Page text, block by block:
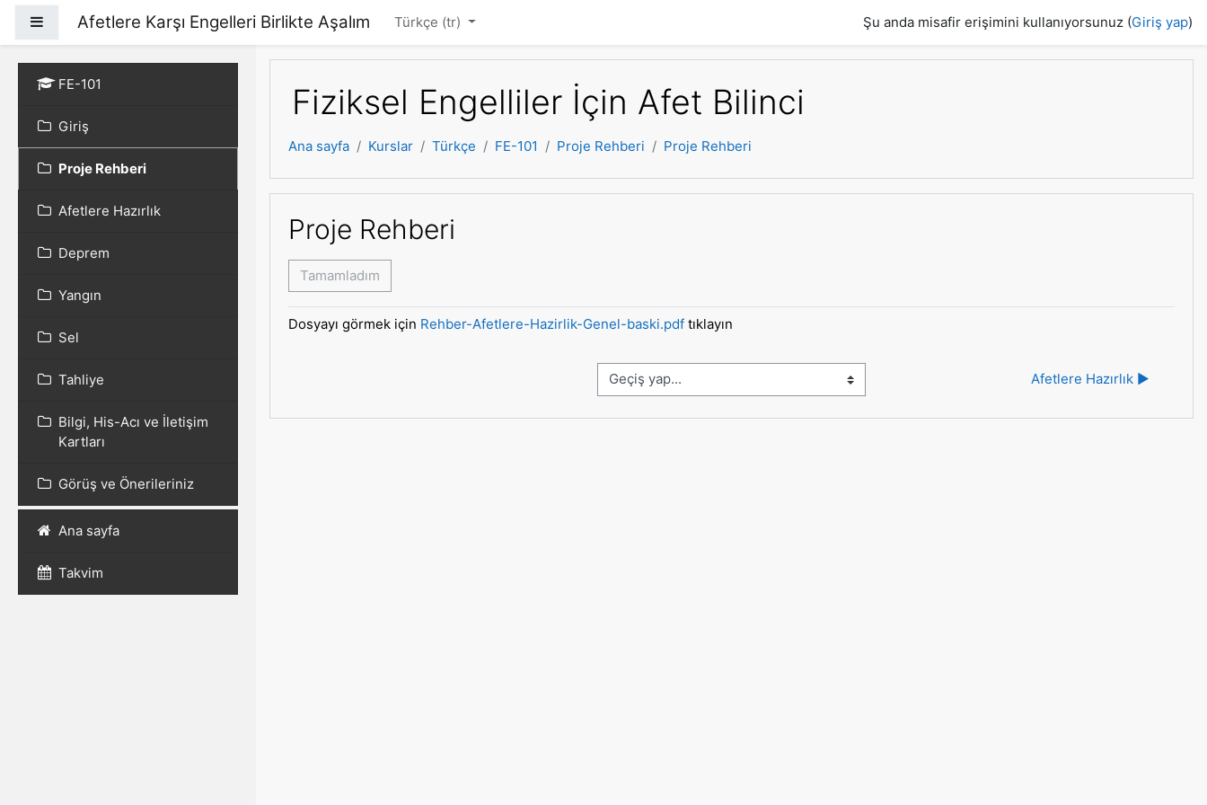
Yan panelAfetlere Karşı Engelleri Birlikte Aşalım Türkçe ‎(tr)‎ Şu anda misafir erişimini kullanıyorsunuz (Giriş yap)
FE-101
Giriş
Proje Rehberi
Afetlere Hazırlık
Deprem
Yangın
Sel
Tahliye
Bilgi, His-Acı ve İletişim
Kartları
Görüş ve Önerileriniz
Ana sayfa
Takvim
Fiziksel Engelliler İçin Afet Bilinci
Ana sayfa Kurslar Türkçe FE-101 Proje Rehberi Proje Rehberi
Proje Rehberi
Tamamladım
Dosyayı görmek için Rehber-Afetlere-Hazirlik-Genel-baski.pdf tıklayın
Geçiş yap... Afetlere Hazırlık ▶︎